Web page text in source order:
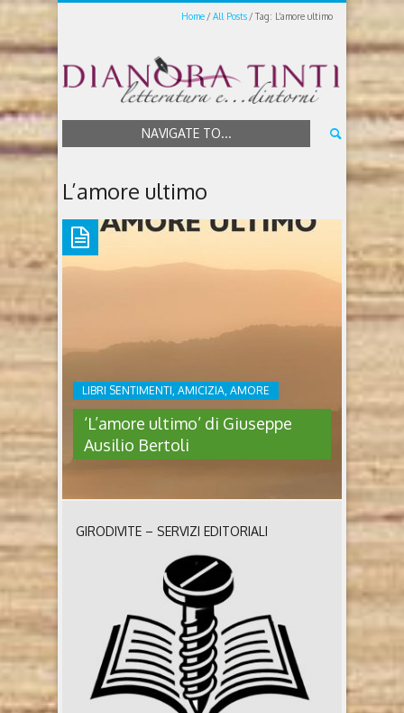
Home All Posts Tag: L’amore ultimo
NAVIGATE TO...
L’amore ultimo
LIBRI SENTIMENTI, AMICIZIA, AMORE
‘L’amore ultimo’ di Giuseppe
Ausilio Bertoli
‘L’AMORE ULTIMO’ DI GIUSEPPE
AUSILIO BERTOLI
L’amore ultimo di Giuseppe Ausilio Bertoli (2025,
Bertoni Editore) Chi è Giuseppe Ausilio Bertoli Vive
tra Grumolo delle Abbadesse (Vicenza), dov’è nato
nel 1945, e Limena, in provincia di Padova.
Giornalista, insegnate, assistente universitario, ha
studiato all’Istituto superiore di scienze sociali di
Trento. All’università Ca’ Foscari di Venezia e al
Magistero di Urbino, si è ..
GIRODIVITE – SERVIZI EDITORIALI